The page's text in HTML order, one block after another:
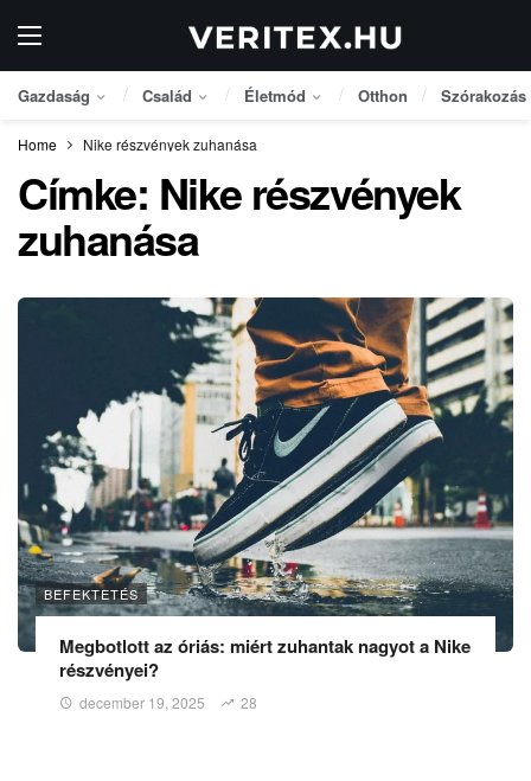
Gazdaság Család Életmód Otthon Szórakozás
Home Nike részvények zuhanása
Címke: Nike részvények
zuhanása
BEFEKTETÉS
Megbotlott az óriás: miért zuhantak nagyot a Nike
részvényei?
december 19, 2025 28